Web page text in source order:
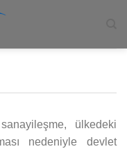
ülkedeki
nedeniyle devlet